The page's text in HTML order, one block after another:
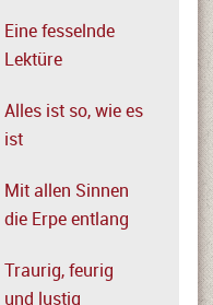
Eine fesselnde
Lektüre
Alles ist so, wie es
ist
Mit allen Sinnen
die Erpe entlang
Traurig, feurig
und lustig